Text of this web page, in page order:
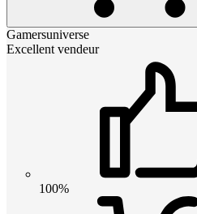
Gamersuniverse
Excellent vendeur
100%